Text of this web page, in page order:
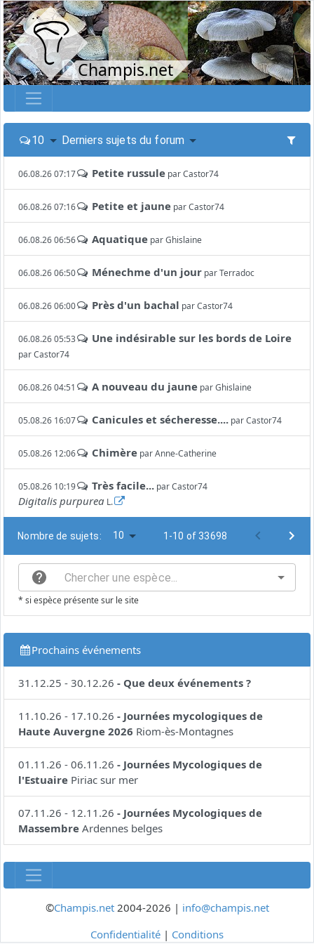
Champis.net
10 Derniers sujets du forum
06.08.26 07:17 Petite russule parCastor74
06.08.26 07:16 Petite et jaune parCastor74
06.08.26 06:56 Aquatique parGhislaine
06.08.26 06:50 Ménechme d'un jour parTerradoc
06.08.26 06:00 Près d'un bachal parCastor74
06.08.26 05:53 Une indésirable sur les bords de Loire
parCastor74
06.08.26 04:51 A nouveau du jaune parGhislaine
05.08.26 16:07 Canicules et sécheresse.... parCastor74
05.08.26 12:06 Chimère parAnne-Catherine
05.08.26 10:19 Très facile... parCastor74
Digitalis purpurea L.
Nombre de sujets: 10 1-10 of 33698
* si espèce présente sur le site
Prochains événements
31.12.25 - 30.12.26 - Que deux événements ?
11.10.26 - 17.10.26 - Journées mycologiques de
Haute Auvergne 2026 Riom-ès-Montagnes
01.11.26 - 06.11.26 - Journées Mycologiques de
l'Estuaire Piriac sur mer
07.11.26 - 12.11.26 - Journées Mycologiques de
Massembre Ardennes belges
©Champis.net2004-2026 | info@champis.net
Confidentialité | Conditions